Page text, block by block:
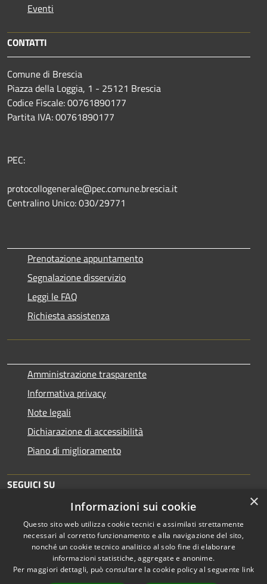
Eventi
CONTATTI
Comune di Brescia
Piazza della Loggia, 1 - 25121 Brescia
Codice Fiscale: 00761890177
Partita IVA: 00761890177
PEC:
protocollogenerale@pec.comune.brescia.it
Centralino Unico: 030/29771
Prenotazione appuntamento
Segnalazione disservizio
Leggi le FAQ
Richiesta assistenza
Amministrazione trasparente
Informativa privacy
Note legali
Dichiarazione di accessibilità
Piano di miglioramento
SEGUICI SU
RSS
Accessibilità
Copyright © 2026 • Comune di
×
Informazioni sui cookie
Questo sito web utilizza cookie tecnici e assimilati strettamente
necessari al corretto funzionamento e alla navigazione del sito,
nonché un cookie tecnico analitico al solo fine di elaborare
informazioni statistiche, aggregate e anonime.
Per maggiori dettagli, può consultare la cookie policy al seguente link